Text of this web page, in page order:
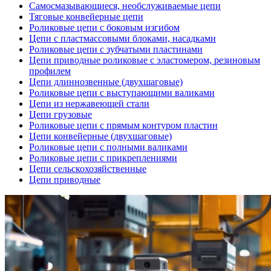
Самосмазывающиеся, необслуживаемые цепи
Тяговые конвейерные цепи
Роликовые цепи с боковым изгибом
Цепи с пластмассовыми блоками, насадками
Роликовые цепи с зубчатыми пластинами
Цепи приводные роликовые с эластомером, резиновым
профилем
Цепи длиннозвенные (двухшаговые)
Роликовые цепи с выступающими валиками
Цепи из нержавеющей стали
Цепи грузовые
Роликовые цепи с прямым контуром пластин
Цепи конвейерные (двухшаговые)
Роликовые цепи с полными валиками
Роликовые цепи с прикреплениями
Цепи сельскохозяйственные
Цепи приводные